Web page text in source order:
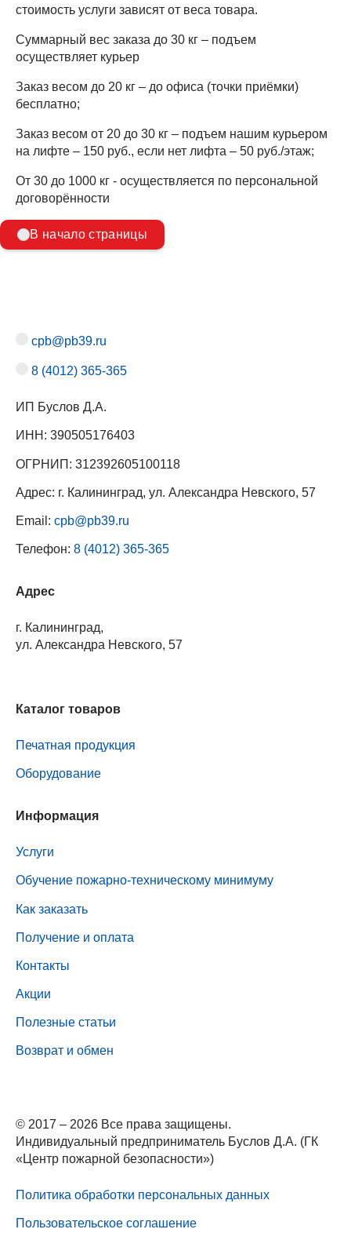
стоимость услуги зависят от веса товара.
Суммарный вес заказа до 30 кг – подъем
осуществляет курьер
Заказ весом до 20 кг – до офиса (точки приёмки)
бесплатно;
Заказ весом от 20 до 30 кг – подъем нашим курьером
на лифте – 150 руб., если нет лифта – 50 руб./этаж;
От 30 до 1000 кг - осуществляется по персональной
договорённости
В начало страницы
cpb@pb39.ru
8 (4012) 365-365
ИП Буслов Д.А.
ИНН: 390505176403
ОГРНИП: 312392605100118
Адрес: г. Калининград, ул. Александра Невского, 57
Email: cpb@pb39.ru
Телефон: 8 (4012) 365-365
Адрес
г. Калининград,
ул. Александра Невского, 57
Каталог товаров
Печатная продукция
Оборудование
Информация
Услуги
Обучение пожарно-техническому минимуму
Как заказать
Получение и оплата
Контакты
Акции
Полезные статьи
Возврат и обмен
© 2017 – 2026 Все права защищены.
Индивидуальный предприниматель Буслов Д.А. (ГК
«Центр пожарной безопасности»)
Политика обработки персональных данных
Пользовательское соглашение